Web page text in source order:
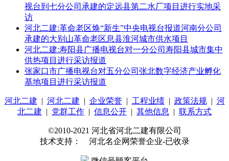
视台到七分公司承建的定远县第二水厂项目进行实地采
访
河北二建:革命老区焕“新生”中央电视台报道河南分公司
承建的大别山革命老区息县淮河城市供水项目
河北二建:寿阳县广播电视台对一分公司寿阳县城市集中
供热项目进行采访报道
张家口市广播电视台对五分公司张北数字经济产业孵化
基地项目进行采访报道
河北二建 | 河北二建 | 企业荣誉| 工程业绩| 政策法规| 河
北二建 | 党群工作 | 信息公开 | 其他信息 | 联系方式
©2010-2021 河北省河北二建有限公司
技术支持： 河北名企网荣誉企业-已收录